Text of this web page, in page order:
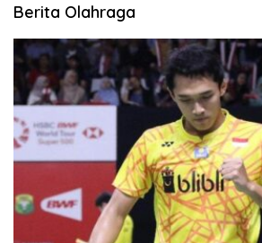
Berita Olahraga